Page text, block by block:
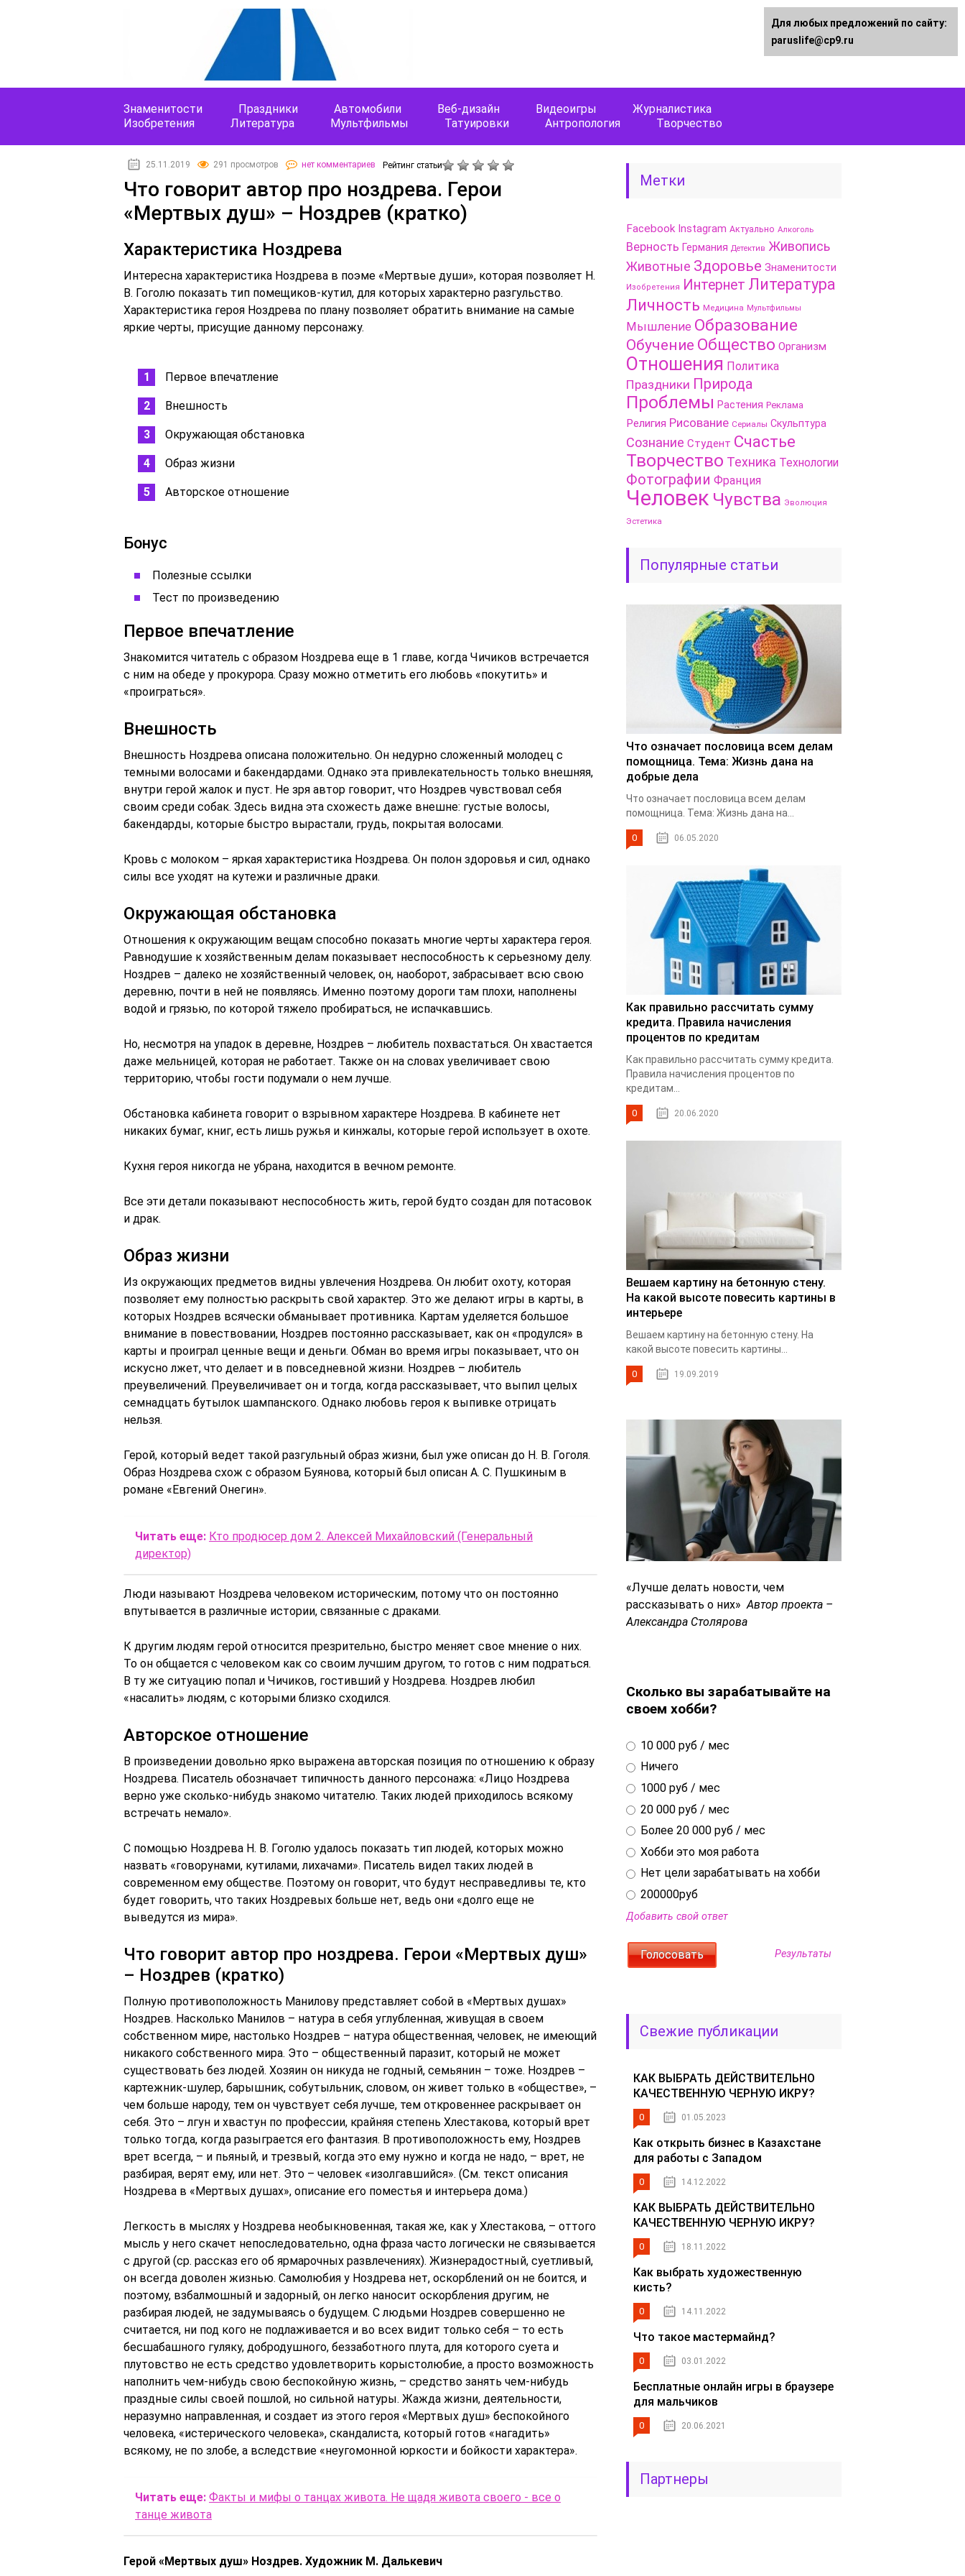
Знаменитости Праздники Автомобили Веб-дизайн Видеоигры
Журналистика
Изобретения
Литература Мультфильмы Татуировки Антропология Творчество
25.11.2019 291 просмотров нет комментариев Рейтинг статьи
Что говорит автор про ноздрева. Герои
«Мертвых душ» – Ноздрев (кратко)
Характеристика Ноздрева
Интересна характеристика Ноздрева в поэме «Мертвые души», которая позволяет Н.
В. Гоголю показать тип помещиков-кутил, для которых характерно разгульство.
Характеристика героя Ноздрева по плану позволяет обратить внимание на самые
яркие черты, присущие данному персонажу.
Первое впечатление
Внешность
Окружающая обстановка
Образ жизни
Авторское отношение
Бонус
Полезные ссылки
Тест по произведению
Первое впечатление
Знакомится читатель с образом Ноздрева еще в 1 главе, когда Чичиков встречается
с ним на обеде у прокурора. Сразу можно отметить его любовь «покутить» и
«проиграться».
Внешность
Внешность Ноздрева описана положительно. Он недурно сложенный молодец с
темными волосами и бакендардами. Однако эта привлекательность только внешняя,
внутри герой жалок и пуст. Не зря автор говорит, что Ноздрев чувствовал себя
своим среди собак. Здесь видна эта схожесть даже внешне: густые волосы,
бакендарды, которые быстро вырастали, грудь, покрытая волосами.
Кровь с молоком – яркая характеристика Ноздрева. Он полон здоровья и сил, однако
силы все уходят на кутежи и различные драки.
Окружающая обстановка
Отношения к окружающим вещам способно показать многие черты характера героя.
Равнодушие к хозяйственным делам показывает неспособность к серьезному делу.
Ноздрев – далеко не хозяйственный человек, он, наоборот, забрасывает всю свою
деревню, почти в ней не появляясь. Именно поэтому дороги там плохи, наполнены
водой и грязью, по которой тяжело пробираться, не испачкавшись.
Но, несмотря на упадок в деревне, Ноздрев – любитель похвастаться. Он хвастается
даже мельницей, которая не работает. Также он на словах увеличивает свою
территорию, чтобы гости подумали о нем лучше.
Обстановка кабинета говорит о взрывном характере Ноздрева. В кабинете нет
никаких бумаг, книг, есть лишь ружья и кинжалы, которые герой использует в охоте.
Кухня героя никогда не убрана, находится в вечном ремонте.
Все эти детали показывают неспособность жить, герой будто создан для потасовок
и драк.
Образ жизни
Из окружающих предметов видны увлечения Ноздрева. Он любит охоту, которая
позволяет ему полностью раскрыть свой характер. Это же делают игры в карты, в
которых Ноздрев всячески обманывает противника. Картам уделяется большое
внимание в повествовании, Ноздрев постоянно рассказывает, как он «продулся» в
карты и проиграл ценные вещи и деньги. Обман во время игры показывает, что он
искусно лжет, что делает и в повседневной жизни. Ноздрев – любитель
преувеличений. Преувеличивает он и тогда, когда рассказывает, что выпил целых
семнадцать бутылок шампанского. Однако любовь героя к выпивке отрицать
нельзя.
Герой, который ведет такой разгульный образ жизни, был уже описан до Н. В. Гоголя.
Образ Ноздрева схож с образом Буянова, который был описан А. С. Пушкиным в
романе «Евгений Онегин».
Читать еще: Кто продюсер дом 2. Алексей Михайловский (Генеральный
директор)
Люди называют Ноздрева человеком историческим, потому что он постоянно
впутывается в различные истории, связанные с драками.
К другим людям герой относится презрительно, быстро меняет свое мнение о них.
То он общается с человеком как со своим лучшим другом, то готов с ним подраться.
В ту же ситуацию попал и Чичиков, гостивший у Ноздрева. Ноздрев любил
«насалить» людям, с которыми близко сходился.
Авторское отношение
В произведении довольно ярко выражена авторская позиция по отношению к образу
Ноздрева. Писатель обозначает типичность данного персонажа: «Лицо Ноздрева
верно уже сколько-нибудь знакомо читателю. Таких людей приходилось всякому
встречать немало».
С помощью Ноздрева Н. В. Гоголю удалось показать тип людей, которых можно
назвать «говорунами, кутилами, лихачами». Писатель видел таких людей в
современном ему обществе. Поэтому он говорит, что будут несправедливы те, кто
будет говорить, что таких Ноздревых больше нет, ведь они «долго еще не
выведутся из мира».
Что говорит автор про ноздрева. Герои «Мертвых душ»
– Ноздрев (кратко)
Полную противоположность Манилову представляет собой в «Мертвых душах»
Ноздрев. Насколько Манилов – натура в себя углубленная, живущая в своем
собственном мире, настолько Ноздрев – натура общественная, человек, не имеющий
никакого собственного мира. Это – общественный паразит, который не может
существовать без людей. Хозяин он никуда не годный, семьянин – тоже. Ноздрев –
картежник-шулер, барышник, собутыльник, словом, он живет только в «обществе», –
чем больше народу, тем он чувствует себя лучше, тем откровеннее раскрывает он
себя. Это – лгун и хвастун по профессии, крайняя степень Хлестакова, который врет
только тогда, когда разыграется его фантазия. В противоположность ему, Ноздрев
врет всегда, – и пьяный, и трезвый, когда это ему нужно и когда не надо, – врет, не
разбирая, верят ему, или нет. Это – человек «изолгавшийся». (См. текст описания
Ноздрева в «Мертвых душах», описание его поместья и интерьера дома.)
Легкость в мыслях у Ноздрева необыкновенная, такая же, как у Хлестакова, – оттого
мысль у него скачет непоследовательно, одна фраза часто логически не связывается
с другой (ср. рассказ его об ярмарочных развлечениях). Жизнерадостный, суетливый,
он всегда доволен жизнью. Самолюбия у Ноздрева нет, оскорблений он не боится, и
поэтому, взбалмошный и задорный, он легко наносит оскорбления другим, не
разбирая людей, не задумываясь о будущем. С людьми Ноздрев совершенно не
считается, ни под кого не подлаживается и во всех видит только себя – то есть
бесшабашного гуляку, добродушного, беззаботного плута, для которого суета и
плутовство не есть средство удовлетворить корыстолюбие, а просто возможность
наполнить чем-нибудь свою беспокойную жизнь, – средство занять чем-нибудь
праздные силы своей пошлой, но сильной натуры. Жажда жизни, деятельности,
неразумно направленная, и создает из этого героя «Мертвых душ» беспокойного
человека, «истерического человека», скандалиста, который готов «нагадить»
всякому, не по злобе, а вследствие «неугомонной юркости и бойкости характера».
Читать еще: Факты и мифы о танцах живота. Не щадя живота своего - все о
танце живота
Герой «Мертвых душ» Ноздрев. Художник М. Далькевич
Метки
Facebook Instagram Актуально Алкоголь
Верность Германия Детектив Живопись
Животные Здоровье Знаменитости
Изобретения Интернет Литература
Личность Медицина Мультфильмы
Мышление Образование
Обучение Общество Организм
Отношения Политика
Праздники Природа
Проблемы Растения Реклама
Религия Рисование Сериалы Скульптура
Сознание Студент Счастье
Творчество Техника Технологии
Фотографии Франция
Человек Чувства Эволюция
Эстетика
Популярные статьи
Что означает пословица всем делам
помощница. Тема: Жизнь дана на
добрые дела
Что означает пословица всем делам
помощница. Тема: Жизнь дана на...
0 06.05.2020
Как правильно рассчитать сумму
кредита. Правила начисления
процентов по кредитам
Как правильно рассчитать сумму кредита.
Правила начисления процентов по
кредитам...
0 20.06.2020
Вешаем картину на бетонную стену.
На какой высоте повесить картины в
интерьере
Вешаем картину на бетонную стену. На
какой высоте повесить картины...
0 19.09.2019
«Лучше делать новости, чем
рассказывать о них»Автор проекта –
Александра Столярова
Сколько вы зарабатывайте на
своем хобби?
10 000 руб / мес
Ничего
1000 руб / мес
20 000 руб / мес
Более 20 000 руб / мес
Хобби это моя работа
Нет цели зарабатывать на хобби
200000руб
Добавить свой ответ
Результаты
Свежие публикации
КАК ВЫБРАТЬ ДЕЙСТВИТЕЛЬНО
КАЧЕСТВЕННУЮ ЧЕРНУЮ ИКРУ?
0 01.05.2023
Как открыть бизнес в Казахстане
для работы с Западом
0 14.12.2022
КАК ВЫБРАТЬ ДЕЙСТВИТЕЛЬНО
КАЧЕСТВЕННУЮ ЧЕРНУЮ ИКРУ?
0 18.11.2022
Как выбрать художественную
кисть?
0 14.11.2022
Что такое мастермайнд?
0 03.01.2022
Бесплатные онлайн игры в браузере
для мальчиков
0 20.06.2021
Партнеры
Для любых предложений по сайту:
paruslife@cp9.ru